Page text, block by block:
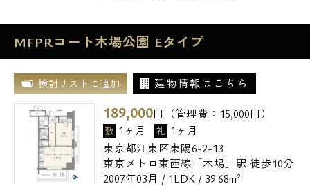
MFPRコート木場公園 Eタイプ
検討リストに追加 建物情報はこちら
189,000円（管理費： 15,000円）
敷 1ヶ月 礼 1ヶ月
東京都江東区東陽6-2-13
東京メトロ東西線「木場」駅 徒歩10分
2007年03月 / 1LDK / 39.68m²